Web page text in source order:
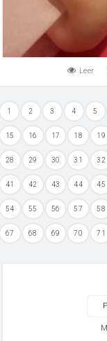
Leer
1 2 3 4 5
15 16 17 18 19
28 29 30 31 32
41 42 43 44 45
54 55 56 57 58
67 68 69 70 71